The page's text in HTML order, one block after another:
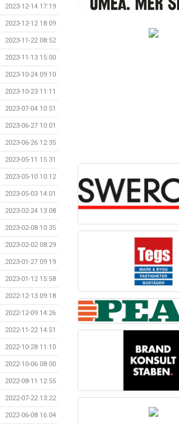
2023-12-14 17:19
2023-12-12 18:09
2023-11-22 08:52
2023-11-13 15:00
2023-10-24 09:10
2023-10-23 11:11
2023-07-04 10:51
2023-06-27 10:01
2023-06-26 12:35
2023-05-11 15:31
2023-05-10 10:12
2023-05-03 14:01
2023-02-24 13:08
2023-02-08 10:35
2023-02-02 08:29
2023-01-27 09:19
2023-01-12 15:58
2022-12-13 09:18
2022-12-09 14:26
2022-11-22 14:51
2022-10-28 11:10
2022-10-06 08:00
2022-08-11 12:55
2022-07-22 13:22
2022-06-08 16:04